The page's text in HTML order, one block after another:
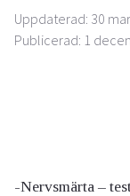
Uppdaterad: 30
Publicerad: 1
-Nervsmärta –